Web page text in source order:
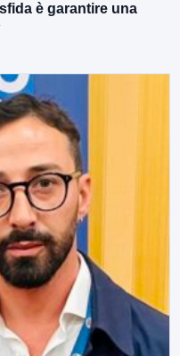
è garantire una